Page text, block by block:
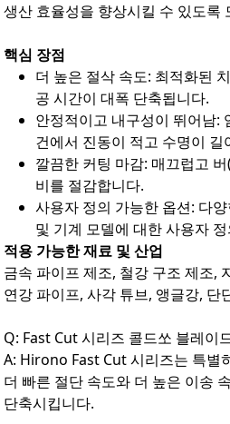
생산 효율성을 향상시킬 수 있도록
핵심 장점
더 높은 절삭 속도: 최적화된
공 시간이 대폭 단축됩니다.
안정적이고 내구성이 뛰어남:
건에서 진동이 적고 수명이 길
깔끔한 커팅 마감: 매끄럽고
비를 절감합니다.
사용자 정의 가능한 옵션: 다
및 기계 모델에 대한 사용자
적용 가능한 재료 및 산업
금속 파이프 제조, 철강 구조 제조,
연강 파이프, 사각 튜브, 앵글강,
Q: Fast Cut 시리즈 콜드쏘 블레이
A: Hirono Fast Cut 시리즈는 특별
더 빠른 절단 속도와 더 높은 이송
단축시킵니다.